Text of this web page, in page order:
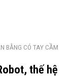
BẰNG CÓ TAY CẦM
thế hệ